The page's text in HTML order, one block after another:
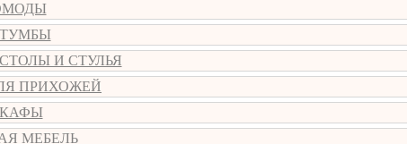
И СТУЛЬЯ
ПРИХОЖЕЙ
МЕБЕЛЬ